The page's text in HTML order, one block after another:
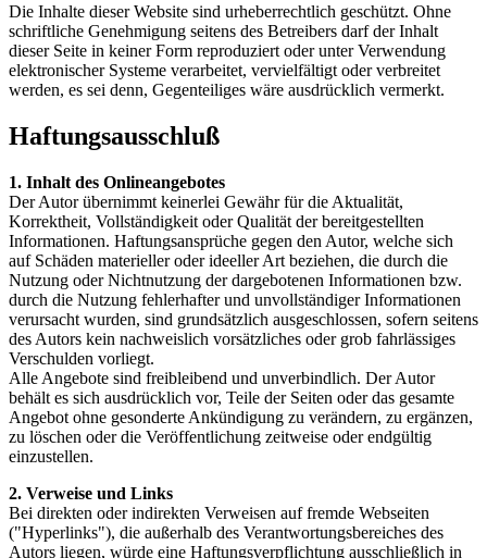
Die Inhalte dieser Website sind urheberrechtlich geschützt. Ohne
schriftliche Genehmigung seitens des Betreibers darf der Inhalt
dieser Seite in keiner Form reproduziert oder unter Verwendung
elektronischer Systeme verarbeitet, vervielfältigt oder verbreitet
werden, es sei denn, Gegenteiliges wäre ausdrücklich vermerkt.
Haftungsausschluß
1. Inhalt des Onlineangebotes
Der Autor übernimmt keinerlei Gewähr für die Aktualität,
Korrektheit, Vollständigkeit oder Qualität der bereitgestellten
Informationen. Haftungsansprüche gegen den Autor, welche sich
auf Schäden materieller oder ideeller Art beziehen, die durch die
Nutzung oder Nichtnutzung der dargebotenen Informationen bzw.
durch die Nutzung fehlerhafter und unvollständiger Informationen
verursacht wurden, sind grundsätzlich ausgeschlossen, sofern seitens
des Autors kein nachweislich vorsätzliches oder grob fahrlässiges
Verschulden vorliegt.
Alle Angebote sind freibleibend und unverbindlich. Der Autor
behält es sich ausdrücklich vor, Teile der Seiten oder das gesamte
Angebot ohne gesonderte Ankündigung zu verändern, zu ergänzen,
zu löschen oder die Veröffentlichung zeitweise oder endgültig
einzustellen.
2. Verweise und Links
Bei direkten oder indirekten Verweisen auf fremde Webseiten
("Hyperlinks"), die außerhalb des Verantwortungsbereiches des
Autors liegen, würde eine Haftungsverpflichtung ausschließlich in